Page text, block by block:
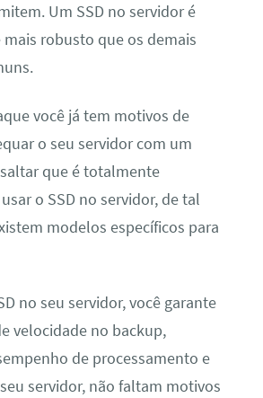
Um SSD no servidor é
robusto que os demais
você já tem motivos de
o seu servidor com um
que é totalmente
o SSD no servidor, de tal
modelos específicos para
no seu servidor, você garante
velocidade no backup,
de processamento e
servidor, não faltam motivos